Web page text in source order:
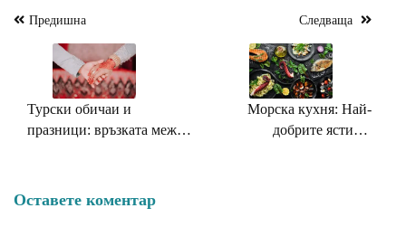
Навигация
Предишна
Турски обичаи и
празници: връзката между
Следваща
Морска кухня: Най-
добрите ястия и
Оставете коментар